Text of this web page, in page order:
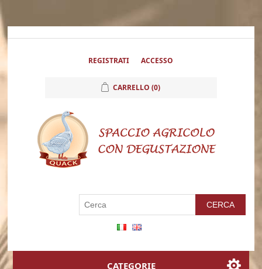
REGISTRATI ACCESSO
CARRELLO (0)
CATEGORIE